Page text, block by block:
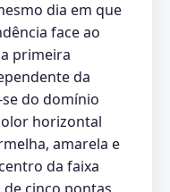
dia em que
face ao
primeira
da
do domínio
horizontal
amarela e
da faixa
cinco pontas,